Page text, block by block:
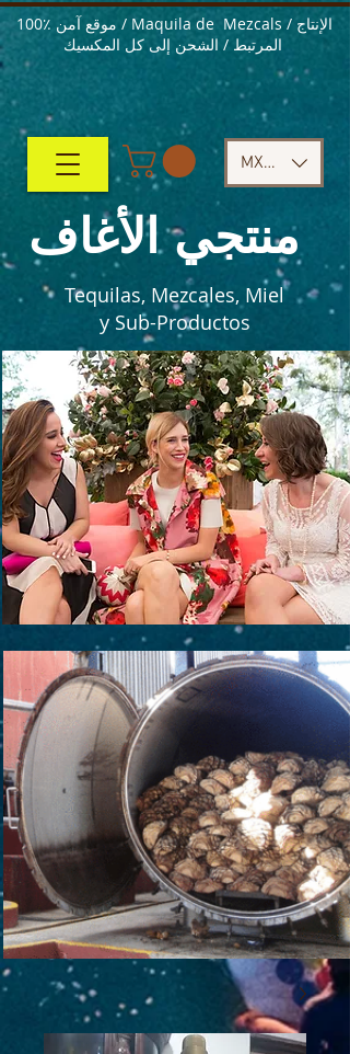
100٪ موقع آمن / Maquila de Mezcals / الإنتاج
MXN ($)
Tequilas, Mezcales, Miel
y Sub-Productos